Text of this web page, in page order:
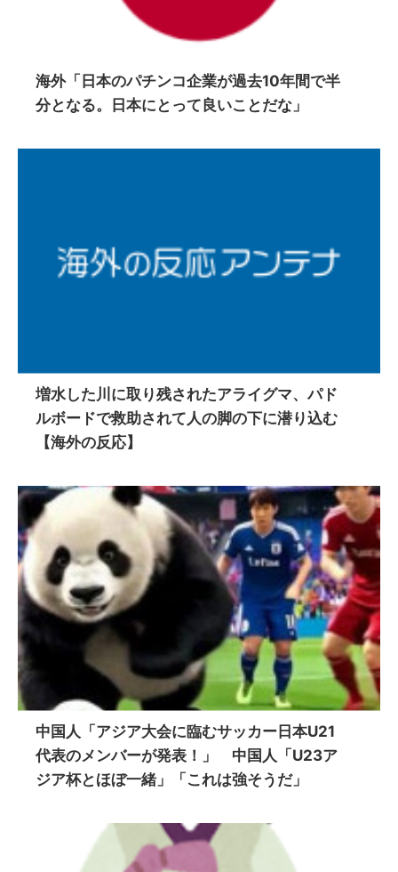
海外「日本のパチンコ企業が過去10年間で半
分となる。日本にとって良いことだな」
増水した川に取り残されたアライグマ、パド
ルボードで救助されて人の脚の下に潜り込む
【海外の反応】
中国人「アジア大会に臨むサッカー日本U21
代表のメンバーが発表！」 中国人「U23ア
ジア杯とほぼ一緒」「これは強そうだ」